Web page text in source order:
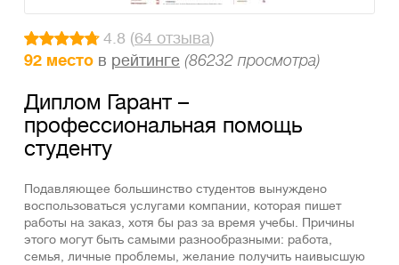
4.8 (64 отзыва)
92 место в рейтинге (86232 просмотра)
Диплом Гарант –
профессиональная помощь
студенту
Подавляющее большинство студентов вынуждено
воспользоваться услугами компании, которая пишет
работы на заказ, хотя бы раз за время учебы. Причины
этого могут быть самыми разнообразными: работа,
семья, личные проблемы, желание получить наивысшую